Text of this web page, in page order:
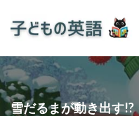
雪だるまが動き出す